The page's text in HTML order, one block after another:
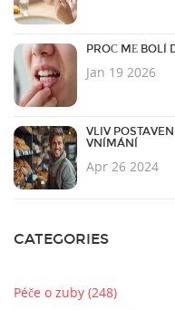
PROČ MĚ BOLÍ
Jan 19 2026
VLIV
VNÍMÁNÍ
Apr 26 2024
CATEGORIES
Péče o zuby (248)